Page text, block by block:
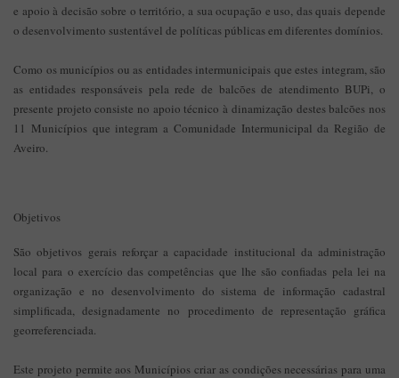
e apoio à decisão sobre o território, a sua ocupação e uso, das quais depende
o desenvolvimento sustentável de políticas públicas em diferentes domínios.
Como os municípios ou as entidades intermunicipais que estes integram, são
as entidades responsáveis pela rede de balcões de atendimento BUPi, o
presente projeto consiste no apoio técnico à dinamização destes balcões nos
11 Municípios que integram a Comunidade Intermunicipal da Região de
Aveiro.
Objetivos
São objetivos gerais reforçar a capacidade institucional da administração
local para o exercício das competências que lhe são confiadas pela lei na
organização e no desenvolvimento do sistema de informação cadastral
simplificada, designadamente no procedimento de representação gráfica
georreferenciada.
Este projeto permite aos Municípios criar as condições necessárias para uma